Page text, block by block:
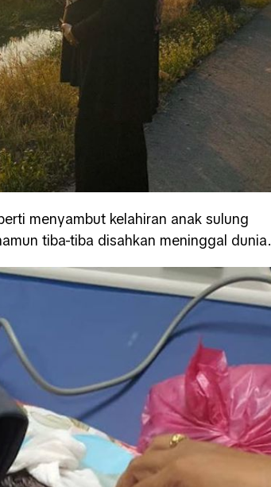
menyambut kelahiran anak sulung
tiba-tiba disahkan meninggal dunia.